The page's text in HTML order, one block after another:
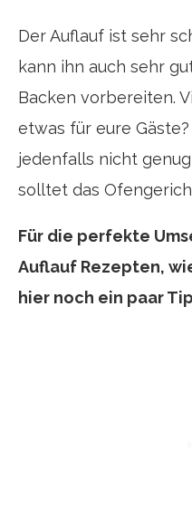
Der Auflauf ist sehr
kann ihn auch sehr
Backen vorbereiten.
etwas für eure
jedenfalls nicht
solltet das
Für die perfekte
Auflauf Rezepten,
hier noch ein paar